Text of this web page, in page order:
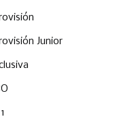
Junior